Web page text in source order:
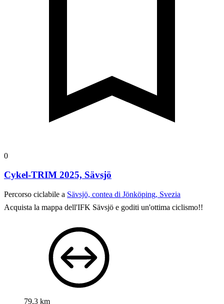
0
Cykel-TRIM 2025, Sävsjö
Percorso ciclabile a Sävsjö, contea di Jönköping, Svezia
Acquista la mappa dell'IFK Sävsjö e goditi un'ottima ciclismo!!
79,3 km